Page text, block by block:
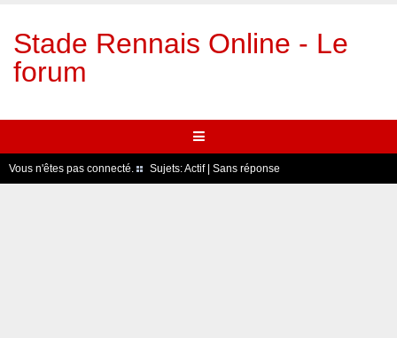
Stade Rennais Online - Le
forum
Vous n'êtes pas connecté. Sujets:Actif| Sans réponse